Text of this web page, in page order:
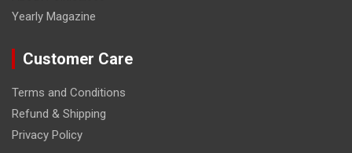
Yearly Magazine
Customer Care
Terms and Conditions
Refund & Shipping
Privacy Policy